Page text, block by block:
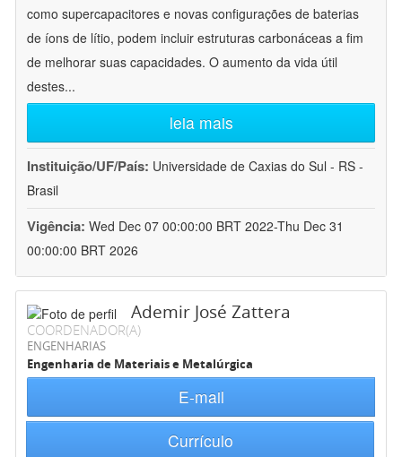
como supercapacitores e novas configurações de baterias
de íons de lítio, podem incluir estruturas carbonáceas a fim
de melhorar suas capacidades. O aumento da vida útil
destes...
leia mais
Instituição/UF/País: Universidade de Caxias do Sul - RS -
Brasil
Vigência: Wed Dec 07 00:00:00 BRT 2022-Thu Dec 31
00:00:00 BRT 2026
Ademir José Zattera
COORDENADOR(A)
ENGENHARIAS
Engenharia de Materiais e Metalúrgica
E-mail
Currículo